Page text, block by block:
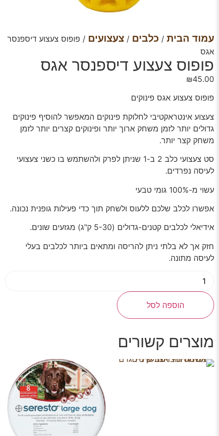
עמוד הבית / כלבים / צעצועים / פופוס צעצוע דיספנסר
אגס
פופוס צעצוע דיספנסר אגס
₪45.00
פופוס צעצוע אגס פינוקים
צעצוע אינטראקטיבי לחלוקת פינוקים המאפשר להוסיף פינוקים
גדולים יותר לזמן משחק ארוך יותר ופינוקים קצרים יותר לזמן
משחק קצר יותר.
סט צעצועי כלב 2 ב-1 שניתן לפרק ולהשתמש בו כשני צעצועי
לעיסה נפרדים.
עשוי מ-100% גומי טבעי
אפשרו לכלב שלכם ללעוס ולשחק תוך כדי פעילות גופנית נכונה.
אידיאלי לכלבים קטנים-גדולים (5-30 ק"ג) מגזעים שונים.
חזק אך לא בלתי ניתן להריסה ומתאים ביותר לכלבים בעלי
לעיסה מתונה.
הוספה לסל
מוצרים קשורים